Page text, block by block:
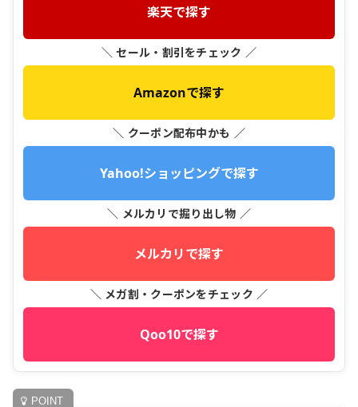
楽天で探す
＼ セール・割引をチェック ／
Amazonで探す
＼ クーポン配布中かも ／
Yahoo!ショッピングで探す
＼ メルカリで掘り出し物 ／
メルカリで探す
＼ メガ割・クーポンをチェック ／
Qoo10で探す